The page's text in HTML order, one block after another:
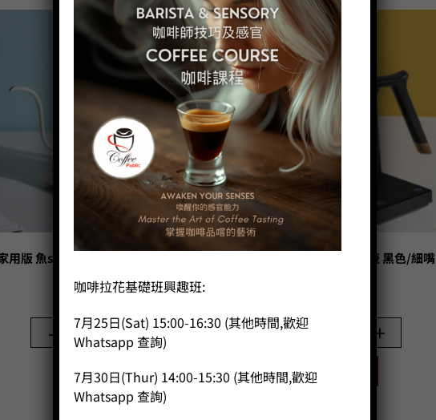
用版 魚smart溫控手沖壺 白色/細嘴
Price: HK$660.00
- +
BUY NOW
家用版 魚smart溫控手沖壺 黑色/細嘴
- +
BUY NOW
咖啡拉花基礎班興趣班:
7月25日(Sat) 15:00-16:30 (其他時間,歡迎
Whatsapp 查詢)
7月30日(Thur) 14:00-15:30 (其他時間,歡迎
Whatsapp 查詢)